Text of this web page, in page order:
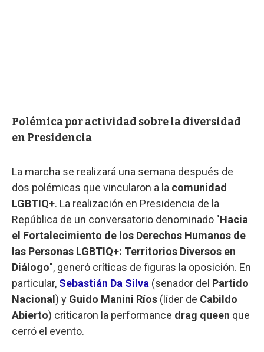
Polémica por actividad sobre la diversidad
en Presidencia
La marcha se realizará una semana después de
dos polémicas que vincularon a la comunidad
LGBTIQ+. La realización en Presidencia de la
República de un conversatorio denominado "Hacia
el Fortalecimiento de los Derechos Humanos de
las Personas LGBTIQ+: Territorios Diversos en
Diálogo", generó críticas de figuras la oposición. En
particular, Sebastián Da Silva (senador del Partido
Nacional ) y Guido Manini Ríos (líder de Cabildo
Abierto) criticaron la performance drag queen que
cerró el evento.